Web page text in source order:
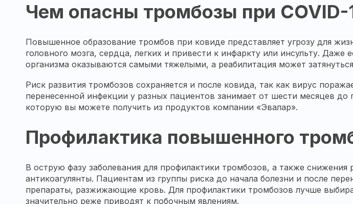
Чем опасны тромбозы при COVID-
Повышенное образование тромбов при ковиде представляет угрозу для
головного мозга, сердца, легких и привести к инфаркту или инсульту.
организма оказываются самыми тяжелыми, а реабилитация может
Риск развития тромбозов сохраняется и после ковида, так как вирус
перенесенной инфекции у разных пациентов занимает от шести месяцев
которую вы можете получить из продуктов компании «Эвалар».
Профилактика повышенного
В острую фазу заболевания для профилактики тромбозов, а также
антикоагулянты. Пациентам из группы риска до начала болезни и после
препараты, разжижающие кровь. Для профилактики тромбозов лучше
значительно реже приводят к побочным явлениям.